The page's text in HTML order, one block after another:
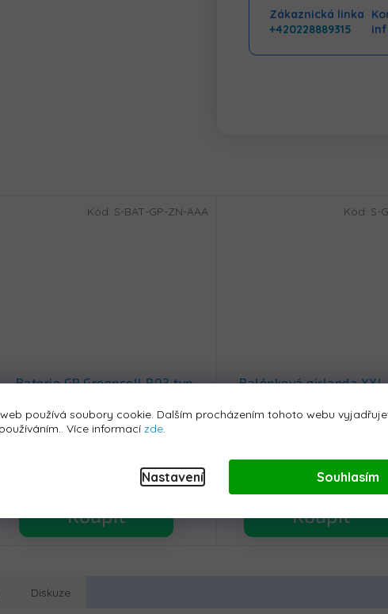
používá soubory cookie. Dalším procházením tohoto webu
Více informací zde
Nastavení Souhlasím
Zákaznická linka
+420228889315
Baterie GP Greencell R03 typ
Skladem - do 24h
Koupit
Kód: S-BAT-GP-ZN-AAA
Balónková girlanda
Koupit
Kód: S-
Diskuze